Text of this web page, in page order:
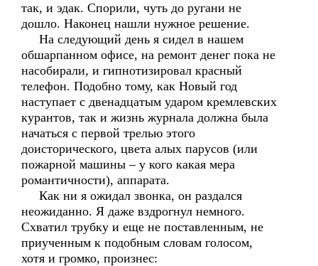
так, и эдак. Спорили, чуть до ругани не
дошло. Наконец нашли нужное решение.
На следующий день я сидел в нашем
обшарпанном офисе, на ремонт денег пока не
насобирали, и гипнотизировал красный
телефон. Подобно тому, как Новый год
наступает с двенадцатым ударом кремлевских
курантов, так и жизнь журнала должна была
начаться с первой трелью этого
доисторического, цвета алых парусов (или
пожарной машины – у кого какая мера
романтичности), аппарата.
Как ни я ожидал звонка, он раздался
неожиданно. Я даже вздрогнул немного.
Схватил трубку и еще не поставленным, не
приученным к подобным словам голосом,
хотя и громко, произнес: